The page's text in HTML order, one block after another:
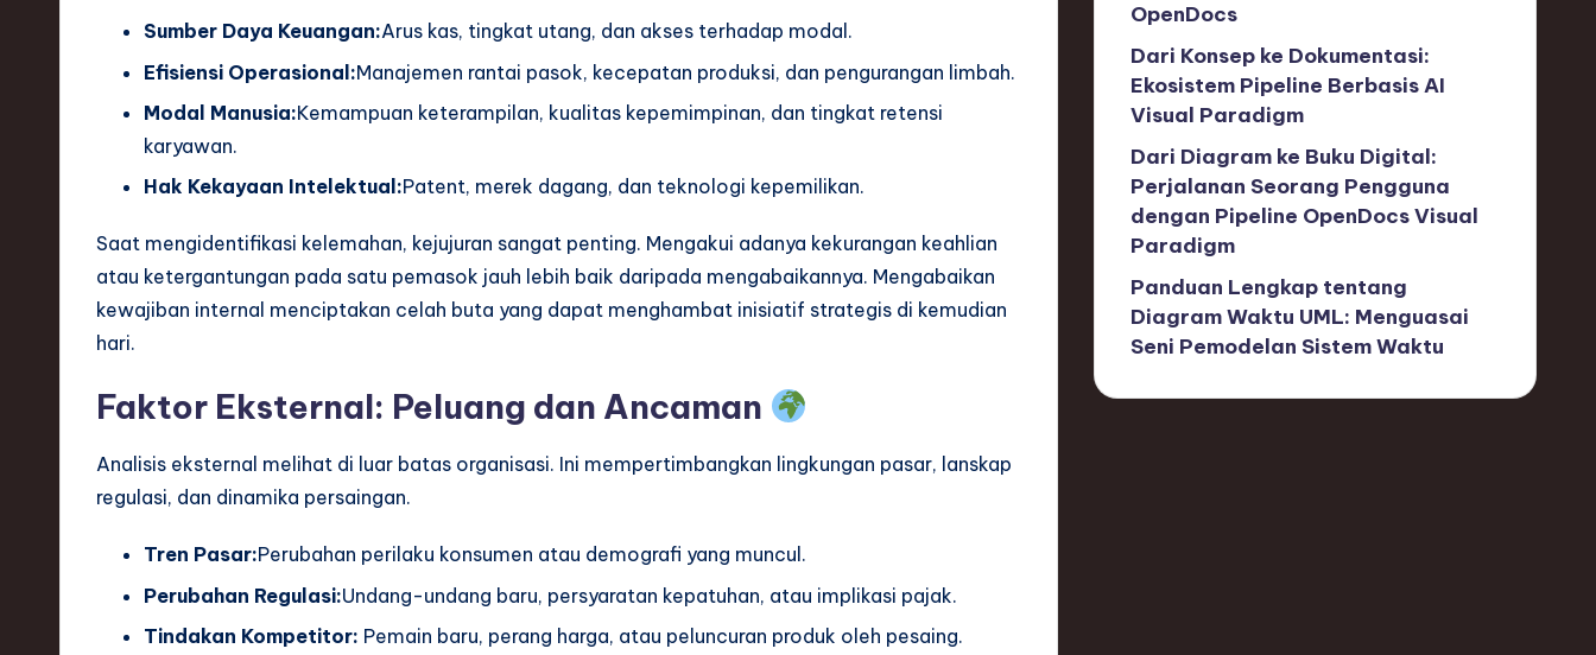
Sumber Daya Keuangan:Arus kas, tingkat utang, dan akses terhadap modal.
Efisiensi Operasional:Manajemen rantai pasok, kecepatan produksi, dan pengurangan limbah.
Modal Manusia:Kemampuan keterampilan, kualitas kepemimpinan, dan tingkat retensi
karyawan.
Hak Kekayaan Intelektual:Patent, merek dagang, dan teknologi kepemilikan.
Saat mengidentifikasi kelemahan, kejujuran sangat penting. Mengakui adanya kekurangan keahlian
atau ketergantungan pada satu pemasok jauh lebih baik daripada mengabaikannya. Mengabaikan
kewajiban internal menciptakan celah buta yang dapat menghambat inisiatif strategis di kemudian
hari.
Faktor Eksternal: Peluang dan Ancaman
Analisis eksternal melihat di luar batas organisasi. Ini mempertimbangkan lingkungan pasar, lanskap
regulasi, dan dinamika persaingan.
Tren Pasar:Perubahan perilaku konsumen atau demografi yang muncul.
Perubahan Regulasi:Undang-undang baru, persyaratan kepatuhan, atau implikasi pajak.
Tindakan Kompetitor: Pemain baru, perang harga, atau peluncuran produk oleh pesaing.
OpenDocs
Dari Konsep ke Dokumentasi:
Ekosistem Pipeline Berbasis AI
Visual Paradigm
Dari Diagram ke Buku Digital:
Perjalanan Seorang Pengguna
dengan Pipeline OpenDocs Visual
Paradigm
Panduan Lengkap tentang
Diagram Waktu UML: Menguasai
Seni Pemodelan Sistem Waktu